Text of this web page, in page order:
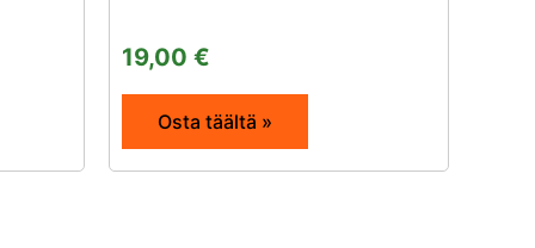
19,00 €
Osta täältä »